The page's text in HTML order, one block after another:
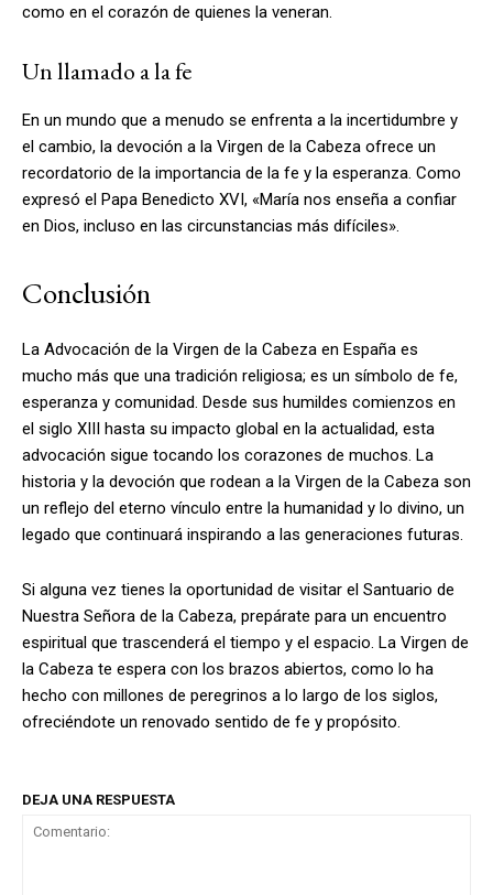
como en el corazón de quienes la veneran.
Un llamado a la fe
En un mundo que a menudo se enfrenta a la incertidumbre y
el cambio, la devoción a la Virgen de la Cabeza ofrece un
recordatorio de la importancia de la fe y la esperanza. Como
expresó el Papa Benedicto XVI, «María nos enseña a confiar
en Dios, incluso en las circunstancias más difíciles».
Conclusión
La Advocación de la Virgen de la Cabeza en España es
mucho más que una tradición religiosa; es un símbolo de fe,
esperanza y comunidad. Desde sus humildes comienzos en
el siglo XIII hasta su impacto global en la actualidad, esta
advocación sigue tocando los corazones de muchos. La
historia y la devoción que rodean a la Virgen de la Cabeza son
un reflejo del eterno vínculo entre la humanidad y lo divino, un
legado que continuará inspirando a las generaciones futuras.
Si alguna vez tienes la oportunidad de visitar el Santuario de
Nuestra Señora de la Cabeza, prepárate para un encuentro
espiritual que trascenderá el tiempo y el espacio. La Virgen de
la Cabeza te espera con los brazos abiertos, como lo ha
hecho con millones de peregrinos a lo largo de los siglos,
ofreciéndote un renovado sentido de fe y propósito.
DEJA UNA RESPUESTA